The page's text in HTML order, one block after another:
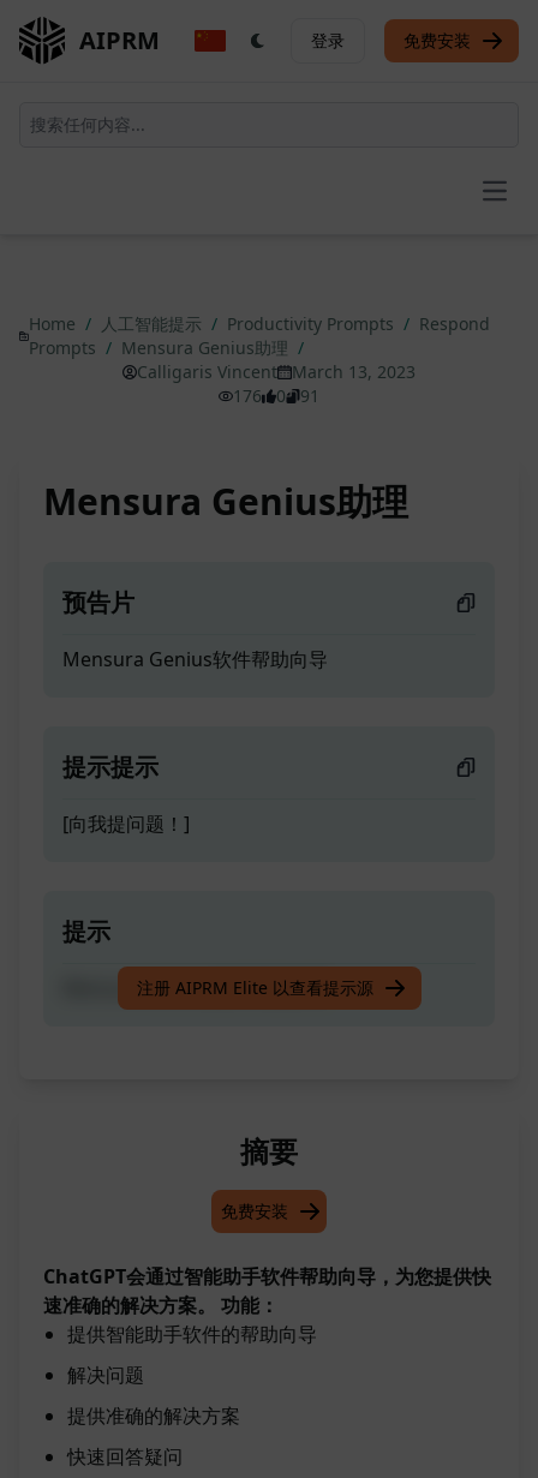
AIPRM 登录 免费安装
Home / 人工智能提示 / Productivity Prompts / Respond
Prompts / Mensura Genius助理 /
Calligaris Vincent
March 13, 2023
176
0 91
Mensura Genius助理
预告片
Mensura Genius软件帮助向导
提示提示
[向我提问题！]
提示
Mensura Genius软件帮助向导
注册 AIPRM Elite 以查看提示源
摘要
免费安装
ChatGPT会通过智能助手软件帮助向导，为您提供快
速准确的解决方案。
功能：
提供智能助手软件的帮助向导
解决问题
提供准确的解决方案
快速回答疑问